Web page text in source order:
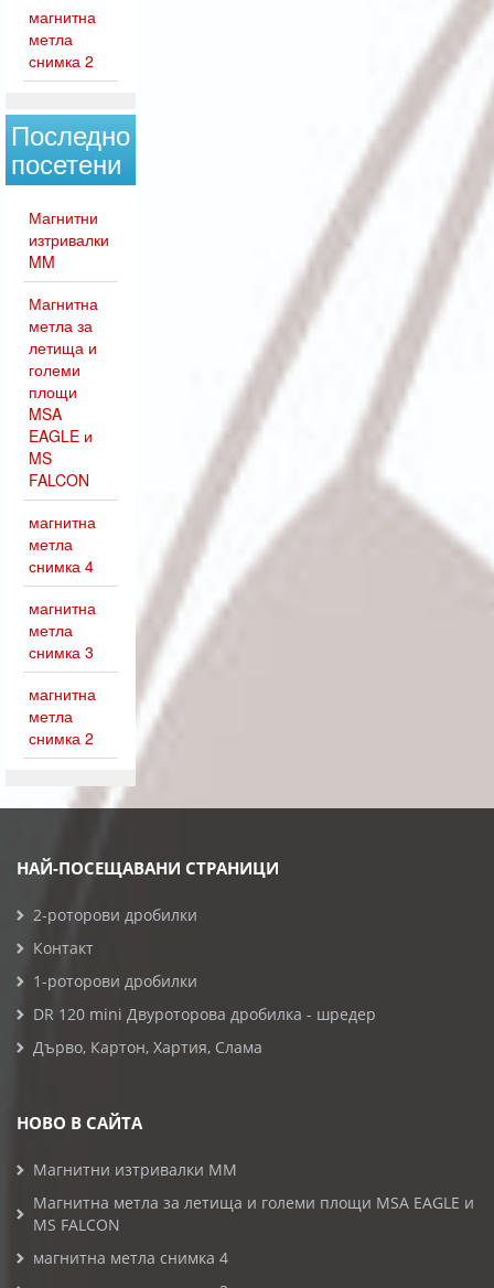
магнитна
метла
снимка 2
Последно
посетени
Магнитни
изтривалки
MM
Магнитна
метла за
летища и
големи
площи
MSA
EAGLE и
MS
FALCON
магнитна
метла
снимка 4
магнитна
метла
снимка 3
магнитна
метла
снимка 2
НАЙ-ПОСЕЩАВАНИ СТРАНИЦИ
2-роторови дробилки
Контакт
1-роторови дробилки
DR 120 mini Двуроторова дробилка - шредер
Дърво, Картон, Хартия, Слама
НОВО В САЙТА
Магнитни изтривалки MM
Магнитна метла за летища и големи площи MSA EAGLE и
MS FALCON
магнитна метла снимка 4